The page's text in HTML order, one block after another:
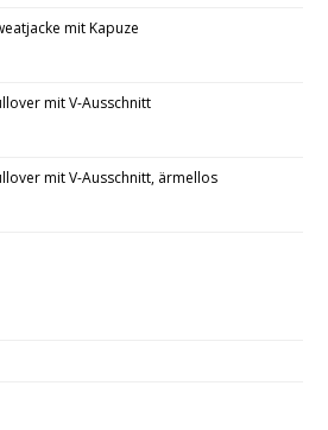
mit Kapuze
mit V-Ausschnitt
mit V-Ausschnitt, ärmellos